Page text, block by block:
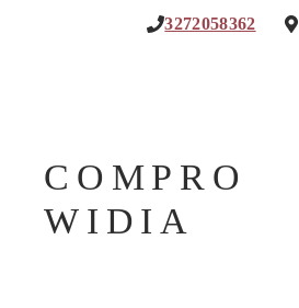
3272058362
COMPRO
WIDIA